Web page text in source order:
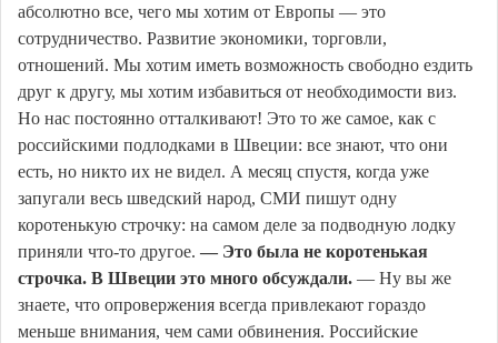
абсолютно все, чего мы хотим от Европы — это
сотрудничество. Развитие экономики, торговли,
отношений. Мы хотим иметь возможность свободно ездить
друг к другу, мы хотим избавиться от необходимости виз.
Но нас постоянно отталкивают! Это то же самое, как с
российскими подлодками в Швеции: все знают, что они
есть, но никто их не видел. А месяц спустя, когда уже
запугали весь шведский народ, СМИ пишут одну
коротенькую строчку: на самом деле за подводную лодку
приняли что-то другое. — Это была не коротенькая
строчка. В Швеции это много обсуждали. — Ну вы же
знаете, что опровержения всегда привлекают гораздо
меньше внимания, чем сами обвинения. Российские